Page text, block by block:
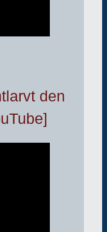
den